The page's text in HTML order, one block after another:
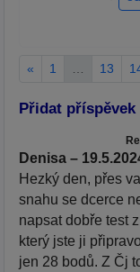
« 1 13
Přidat příspěvek
Denisa –
Hezký den, přes
snahu se dcerce
napsat dobře test
který jste ji
jen 28 bodů. Z Čj